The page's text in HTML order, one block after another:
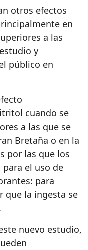
otros efectos
en
a las
y
público en
cuando se
a las que se
Bretaña o en la
por las que los
el uso de
para
que la ingesta se
nuevo estudio,